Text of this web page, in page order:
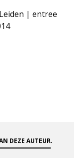
| entree
DEZE AUTEUR.